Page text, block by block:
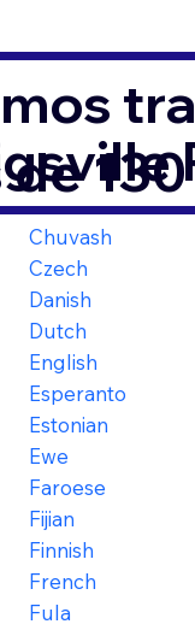
de
Chuvash
Czech
Danish
Dutch
English
Esperanto
Estonian
Ewe
Faroese
Fijian
Finnish
French
Fula